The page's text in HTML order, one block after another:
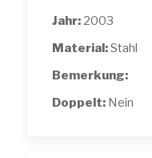
Jahr: 2003
Material:Stahl
Bemerkung:
Doppelt: Nein